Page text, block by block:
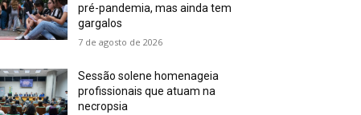
pré-pandemia, mas ainda tem
gargalos
7 de agosto de 2026
Sessão solene homenageia
profissionais que atuam na
necropsia